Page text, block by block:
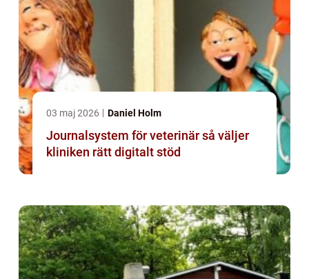
03 maj 2026 Daniel Holm
Journalsystem för veterinär så väljer
kliniken rätt digitalt stöd